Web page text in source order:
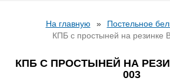
На главную » Постельное
КПБ с простыней на резинке
КПБ С ПРОСТЫНЕЙ НА
003